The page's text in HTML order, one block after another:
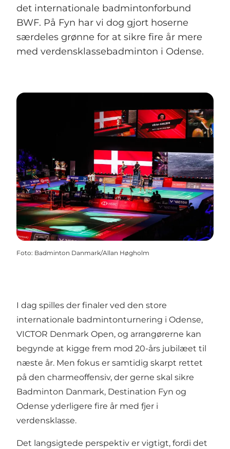
det internationale badmintonforbund
BWF. På Fyn har vi dog gjort hoserne
særdeles grønne for at sikre fire år mere
med verdensklassebadminton i Odense.
Foto: Badminton Danmark/Allan Høgholm
I dag spilles der finaler ved den store
internationale badmintonturnering i Odense,
VICTOR Denmark Open, og arrangørerne kan
begynde at kigge frem mod 20-års jubilæet til
næste år. Men fokus er samtidig skarpt rettet
på den charmeoffensiv, der gerne skal sikre
Badminton Danmark, Destination Fyn og
Odense yderligere fire år med fjer i
verdensklasse.
Det langsigtede perspektiv er vigtigt, fordi det